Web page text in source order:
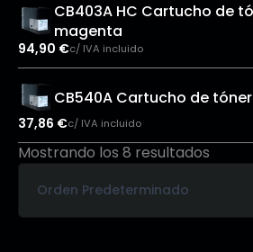
CB403A HC Cartucho de
magenta
94,90 €c/ IVA incluido
CB540A Cartucho de
37,86 €c/ IVA incluido
Mostrando los 8 resultados